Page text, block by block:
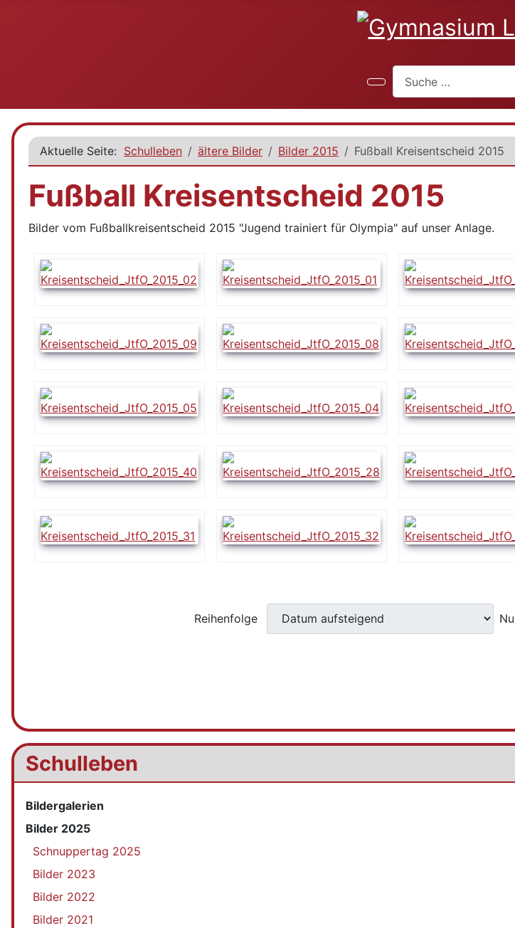
Schulleben
Bildergalerien
Bilder 2025
Schnuppertag 2025
Bilder 2023
Bilder 2022
Bilder 2021
Aktuelle Seite: Schulleben ältere Bilder Bilder 2015 Fußball Kreisentscheid 2015
Fußball Kreisentscheid 2015
Bilder vom Fußballkreisentscheid 2015 "Jugend trainiert für Olympia" auf unser Anlage.
Reihenfolge